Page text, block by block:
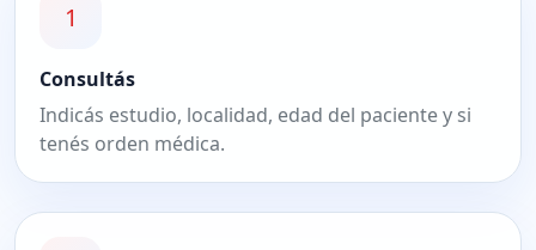
1
Consultás
Indicás estudio, localidad, edad del paciente y si
tenés orden médica.